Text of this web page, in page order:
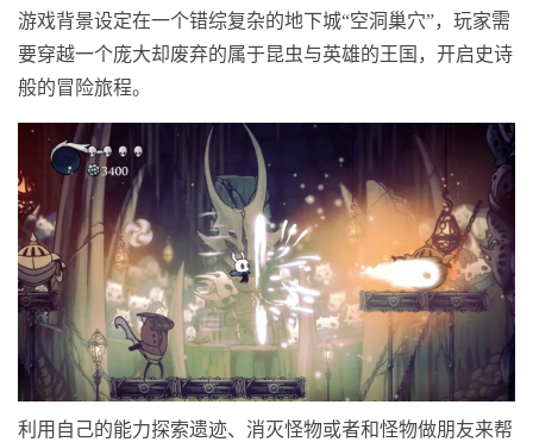
游戏背景设定在一个错综复杂的地下城“空洞巢穴”，玩家需
要穿越一个庞大却废弃的属于昆虫与英雄的王国，开启史诗
般的冒险旅程。
利用自己的能力探索遗迹、消灭怪物或者和怪物做朋友来帮